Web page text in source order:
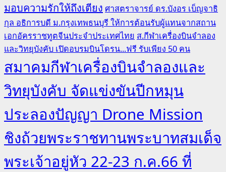
มอบความรักให้ถึงเตียง ศาสตราจารย์ ดร.บังอร เบ็ญจาธิ
กุล อธิการบดี ม.กรุงเทพธนบุรี ให้การต้อนรับผู้แทนจากสถาน
เอกอัครราชทูตจีนประจำประเทศไทย ส.กีฬาเครื่องบินจำลอง
และวิทยุบังคับ เปิดอบรมบินโดรน...ฟรี รับเพียง 50 คน
สมาคมกีฬาเครื่องบินจำลองและ
วิทยุบังคับ จัดแข่งขันปีกหมุน
ประลองปัญญา Drone Mission
ชิงถ้วยพระราชทานพระบาทสมเด็จ
พระเจ้าอยู่หัว 22-23 ก.ค.66 ที่